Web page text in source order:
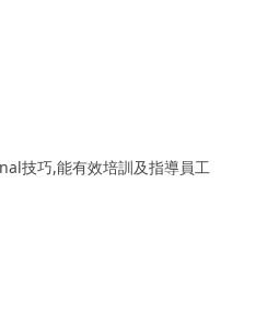
技巧,能有效培訓及指導員工